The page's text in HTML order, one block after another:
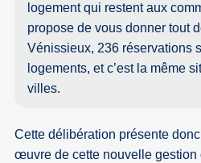
logement qui restent aux
propose de vous donner tout
Vénissieux, 236 réservations
logements, et c’est la même
villes.
Cette délibération présente
œuvre de cette nouvelle gestion